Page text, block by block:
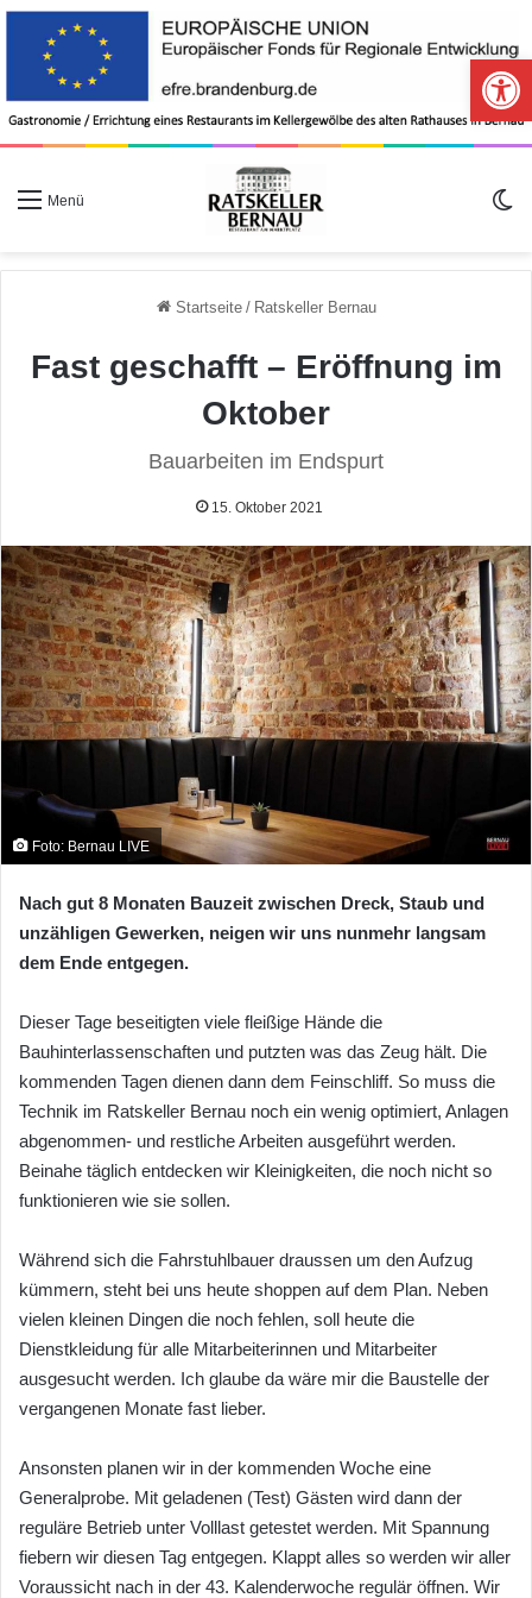
Menü
Startseite / Ratskeller Bernau
Fast geschafft – Eröffnung im
Oktober
Bauarbeiten im Endspurt
15. Oktober 2021
Foto: Bernau LIVE
Nach gut 8 Monaten Bauzeit zwischen Dreck, Staub und
unzähligen Gewerken, neigen wir uns nunmehr langsam
dem Ende entgegen.
Dieser Tage beseitigten viele fleißige Hände die
Bauhinterlassenschaften und putzten was das Zeug hält. Die
kommenden Tagen dienen dann dem Feinschliff. So muss die
Technik im Ratskeller Bernau noch ein wenig optimiert, Anlagen
abgenommen- und restliche Arbeiten ausgeführt werden.
Beinahe täglich entdecken wir Kleinigkeiten, die noch nicht so
funktionieren wie sie sollen.
Während sich die Fahrstuhlbauer draussen um den Aufzug
kümmern, steht bei uns heute shoppen auf dem Plan. Neben
vielen kleinen Dingen die noch fehlen, soll heute die
Dienstkleidung für alle Mitarbeiterinnen und Mitarbeiter
ausgesucht werden. Ich glaube da wäre mir die Baustelle der
vergangenen Monate fast lieber.
Ansonsten planen wir in der kommenden Woche eine
Generalprobe. Mit geladenen (Test) Gästen wird dann der
reguläre Betrieb unter Volllast getestet werden. Mit Spannung
fiebern wir diesen Tag entgegen. Klappt alles so werden wir aller
Voraussicht nach in der 43. Kalenderwoche regulär öffnen. Wir